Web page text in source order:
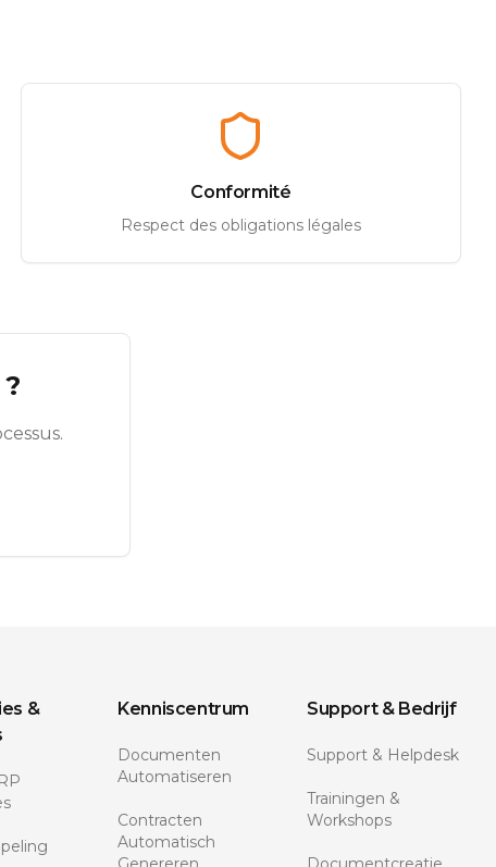
Conformité
Respect des obligations légales
&
Kenniscentrum
Documenten
Automatiseren
Contracten
Automatisch
Support & Bedrijf
Support & Helpdesk
Trainingen &
Workshops